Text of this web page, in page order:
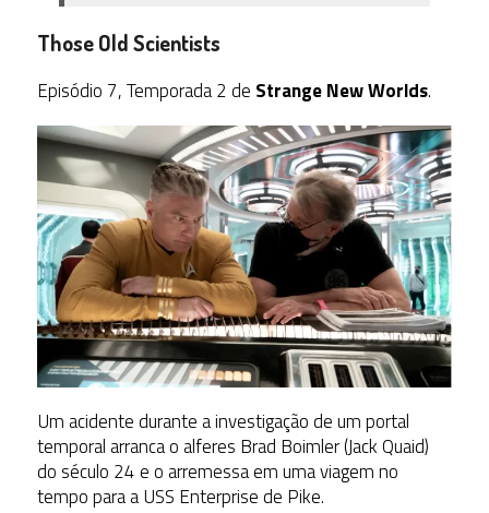
Those Old Scientists
Episódio 7, Temporada 2 de Strange New Worlds.
Um acidente durante a investigação de um portal
temporal arranca o alferes Brad Boimler (Jack Quaid)
do século 24 e o arremessa em uma viagem no
tempo para a USS Enterprise de Pike.